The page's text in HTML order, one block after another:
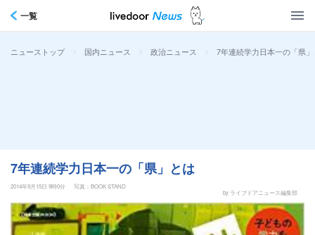
一覧
ニューストップ > 国内ニュース > 政治ニュース > 7年連続学力日本一の「県
7年連続学力日本一の「県」とは
2014年9月15日 9時0分
写真：BOOK STAND
by ライブドアニュース編集部